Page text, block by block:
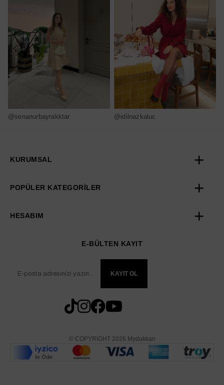
@senanurbayrakktar @idilnazkaluc
KURUMSAL
POPÜLER KATEGORİLER
HESABIM
E-BÜLTEN KAYIT
KAYIT OL
© COPYRIGHT 2026 Mydukkan